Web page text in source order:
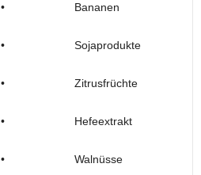
• Bananen
• Sojaprodukte
• Zitrusfrüchte
• Hefeextrakt
• Walnüsse